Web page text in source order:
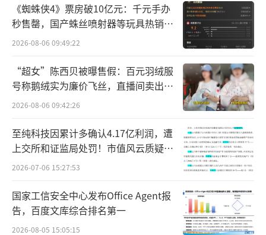
彼时的中国家纺市场尚无强势品牌，他敏
锐地嗅到了机会，带头背着自家生产的被子，
跑遍全国各地的商场和市场去推销，并决心打
造一个属于自己的品牌——“梦洁”。
品牌创立后，姜天武提出了“爱在家
而坚定：“一辈子做一床被子，把一床被子做
成大事业。”
在姜天武几乎偏执的钻研与主导下，梦洁
率先在行业导入严格的7A标准，成为国内首个
获得该高端认证的家纺企业。同时，他并不满
《蜘蛛侠4》票房破10亿元：千元手办
秒售罄，国产蛛丝喷射器等玩具热销海
外
2026-08-06 09:49:22
“超女”陈西贝被曝售假：百元羽绒服
号称鹅绒实为廉价飞丝，直播间卖出超
百万元
2026-08-06 09:42:26
至纯科技因累计多确认4.17亿利润，遭
上交所和证监局处罚！市值风云质疑其
财务问题，遭巨额索赔！
2026-07-06 15:27:53
国家工信安全中心发布Office Agent报
告，百度文库综合排名第一
2026-08-05 15:05:15